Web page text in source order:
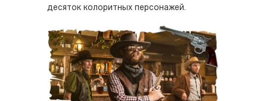
десяток колоритных персонажей.